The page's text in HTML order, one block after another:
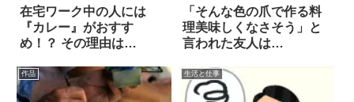
在宅ワーク中の人には
『カレー』がおすす
め！？ その理由は…
「そんな色の爪で作る料
理美味しくなさそう」と
言われた友人は…
作品 生活と仕事